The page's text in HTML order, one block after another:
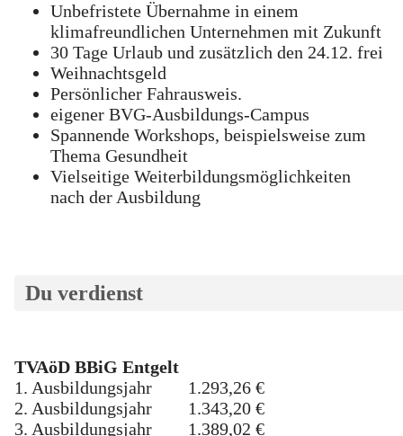
Unbefristete Übernahme in einem
klimafreundlichen Unternehmen mit Zukunft
30 Tage Urlaub und zusätzlich den 24.12. frei
Weihnachtsgeld
Persönlicher Fahrausweis.
eigener BVG-Ausbildungs-Campus
Spannende Workshops, beispielsweise zum
Thema Gesundheit
Vielseitige Weiterbildungsmöglichkeiten
nach der Ausbildung
Du verdienst
TVAöD BBiG Entgelt
1. Ausbildungsjahr 1.293,26 €
2. Ausbildungsjahr 1.343,20 €
3. Ausbildungsjahr 1.389,02 €